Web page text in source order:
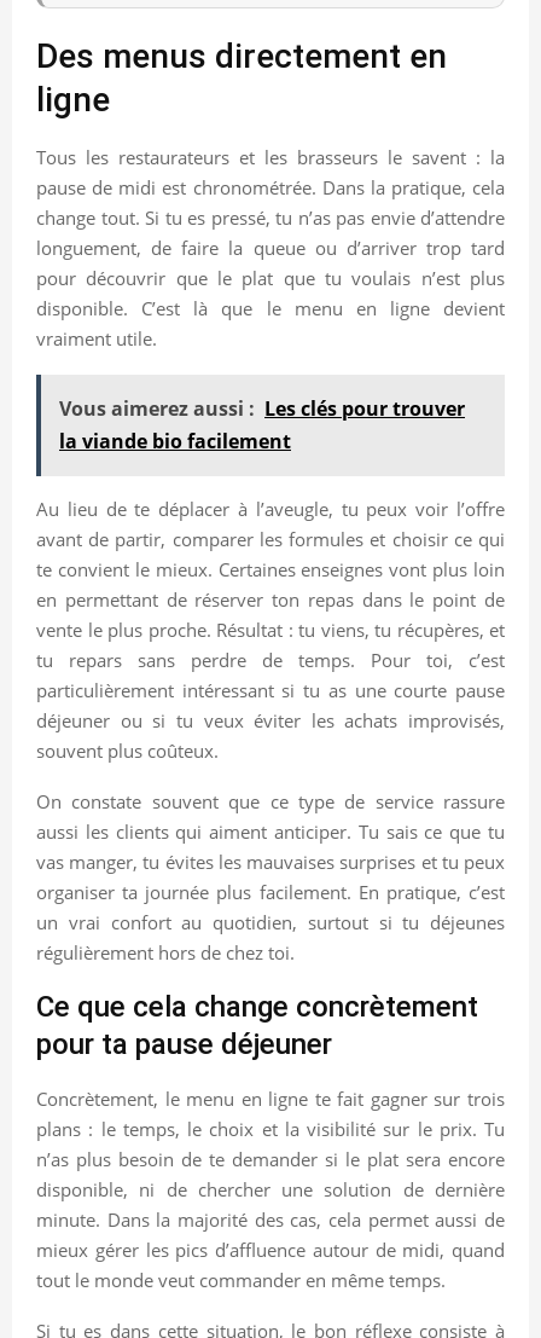
Des menus directement en
ligne
Tous les restaurateurs et les brasseurs le savent : la
pause de midi est chronométrée. Dans la pratique, cela
change tout. Si tu es pressé, tu n’as pas envie d’attendre
longuement, de faire la queue ou d’arriver trop tard
pour découvrir que le plat que tu voulais n’est plus
disponible. C’est là que le menu en ligne devient
vraiment utile.
Vous aimerez aussi : Les clés pour trouver
la viande bio facilement
Au lieu de te déplacer à l’aveugle, tu peux voir l’offre
avant de partir, comparer les formules et choisir ce qui
te convient le mieux. Certaines enseignes vont plus loin
en permettant de réserver ton repas dans le point de
vente le plus proche. Résultat : tu viens, tu récupères, et
tu repars sans perdre de temps. Pour toi, c’est
particulièrement intéressant si tu as une courte pause
déjeuner ou si tu veux éviter les achats improvisés,
souvent plus coûteux.
On constate souvent que ce type de service rassure
aussi les clients qui aiment anticiper. Tu sais ce que tu
vas manger, tu évites les mauvaises surprises et tu peux
organiser ta journée plus facilement. En pratique, c’est
un vrai confort au quotidien, surtout si tu déjeunes
régulièrement hors de chez toi.
Ce que cela change concrètement
pour ta pause déjeuner
Concrètement, le menu en ligne te fait gagner sur trois
plans : le temps, le choix et la visibilité sur le prix. Tu
n’as plus besoin de te demander si le plat sera encore
disponible, ni de chercher une solution de dernière
minute. Dans la majorité des cas, cela permet aussi de
mieux gérer les pics d’affluence autour de midi, quand
tout le monde veut commander en même temps.
Si tu es dans cette situation, le bon réflexe consiste à